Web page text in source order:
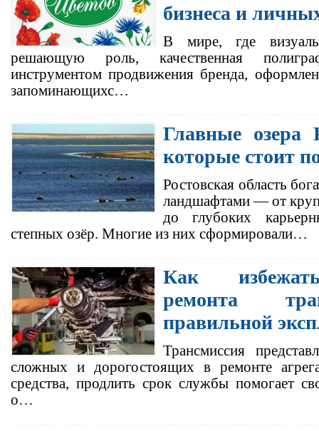
бизнеса и
В мире, где
решающую роль, качественная
инструментом продвижения бренда,
запоминающихс…
Главные озера
которые стоит
Ростовская область
ландшафтами — от
до глубоких
степных озёр. Многие из них сформировали…
Как
ремонта
правильной
Трансмиссия
сложных и дорогостоящих в ремонте
средства, продлить срок службы помогает
о…